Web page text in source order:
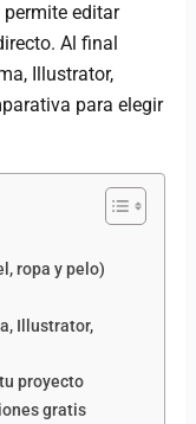
editar
Al final
Illustrator,
para elegir
ropa y pelo)
Illustrator,
proyecto
gratis